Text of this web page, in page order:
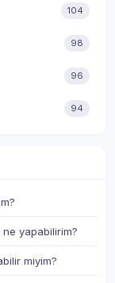
104
98
96
94
ne yapabilirim?
miyim?